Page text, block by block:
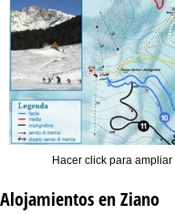
Hacer click para
Alojamientos en Ziano